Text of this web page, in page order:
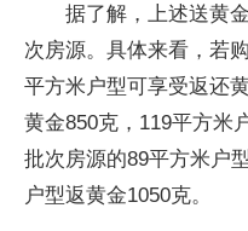
据了解，上述送黄
次房源。具体来看，若
平方米户型可享受返还
黄金850克，119平方米
批次房源的89平方米户
户型返黄金1050克。